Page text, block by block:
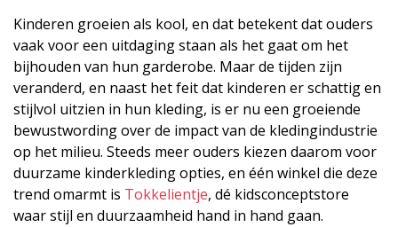
Kinderen groeien als kool, en dat betekent dat ouders
vaak voor een uitdaging staan als het gaat om het
bijhouden van hun garderobe. Maar de tijden zijn
veranderd, en naast het feit dat kinderen er schattig en
stijlvol uitzien in hun kleding, is er nu een groeiende
bewustwording over de impact van de kledingindustrie
op het milieu. Steeds meer ouders kiezen daarom voor
duurzame kinderkleding opties, en één winkel die deze
trend omarmt is Tokkelientje, dé kidsconceptstore
waar stijl en duurzaamheid hand in hand gaan.